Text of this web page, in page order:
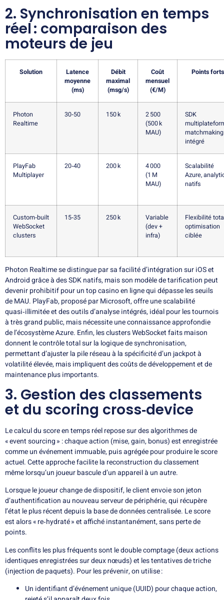
2. Synchronisation en temps
réel : comparaison des
moteurs de jeu
Solution
Latence
moyenne
(ms)
Débit
maximal
(msg/s)
Coût
mensuel
(€/M)
Points forts
Photon
Realtime
30‑50 150 k
2 500
(500 k
MAU)
SDK
matchmaking
intégré
PlayFab
Multiplayer
20‑40 200 k
4 000
(1 M
MAU)
Scalabilité
Azure,
natifs
Custom‑built
WebSocket
clusters
15‑35 250 k
Variable
(dev +
infra)
Flexibilité
optimisation
ciblée
Photon Realtime se distingue par sa facilité d’intégration sur iOS et
Android grâce à des SDK natifs, mais son modèle de tarification peut
devenir prohibitif pour un top casino en ligne qui dépasse les seuils
de MAU. PlayFab, proposé par Microsoft, offre une scalabilité
quasi‑illimitée et des outils d’analyse intégrés, idéal pour les tournois
à très grand public, mais nécessite une connaissance approfondie
de l’écosystème Azure. Enfin, les clusters WebSocket faits maison
donnent le contrôle total sur la logique de synchronisation,
permettant d’ajuster la pile réseau à la spécificité d’un jackpot à
volatilité élevée, mais impliquent des coûts de développement et de
maintenance plus importants.
3. Gestion des classements
et du scoring cross‑device
Le calcul du score en temps réel repose sur des algorithmes de
« event sourcing » : chaque action (mise, gain, bonus) est enregistrée
comme un événement immuable, puis agrégée pour produire le score
actuel. Cette approche facilite la reconstruction du classement
même lorsqu’un joueur bascule d’un appareil à un autre.
Lorsque le joueur change de dispositif, le client envoie son jeton
d’authentification au nouveau serveur de périphérie, qui récupère
l’état le plus récent depuis la base de données centralisée. Le score
est alors « re‑hydraté » et affiché instantanément, sans perte de
points.
Les conflits les plus fréquents sont le double comptage (deux actions
identiques enregistrées sur deux nœuds) et les tentatives de triche
(injection de paquets). Pour les prévenir, on utilise :
Un identifiant d’événement unique (UUID) pour chaque action,